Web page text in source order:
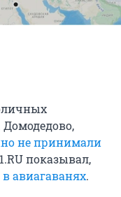
Домодедово,
не принимали
показывал,
авиагаванях.